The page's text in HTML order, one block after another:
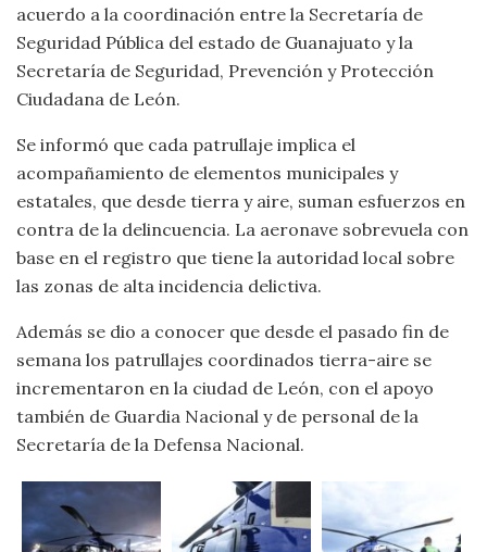
acuerdo a la coordinación entre la Secretaría de
Seguridad Pública del estado de Guanajuato y la
Secretaría de Seguridad, Prevención y Protección
Ciudadana de León.
Se informó que cada patrullaje implica el
acompañamiento de elementos municipales y
estatales, que desde tierra y aire, suman esfuerzos en
contra de la delincuencia. La aeronave sobrevuela con
base en el registro que tiene la autoridad local sobre
las zonas de alta incidencia delictiva.
Además se dio a conocer que desde el pasado fin de
semana los patrullajes coordinados tierra-aire se
incrementaron en la ciudad de León, con el apoyo
también de Guardia Nacional y de personal de la
Secretaría de la Defensa Nacional.